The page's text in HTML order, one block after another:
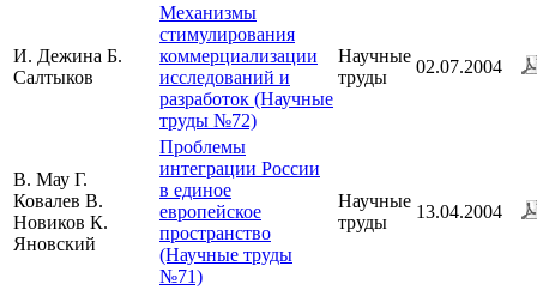
И. Дежина Б.
Салтыков
Механизмы
стимулирования
коммерциализации
исследований и
разработок (Научные
труды №72)
Научные
труды
02.07.2004
В. Мау Г.
Ковалев В.
Новиков К.
Яновский
Проблемы
интеграции России
в единое
европейское
пространство
(Научные труды
№71)
Научные
труды
13.04.2004